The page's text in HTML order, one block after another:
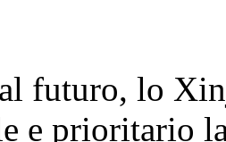
futuro, lo
e prioritario